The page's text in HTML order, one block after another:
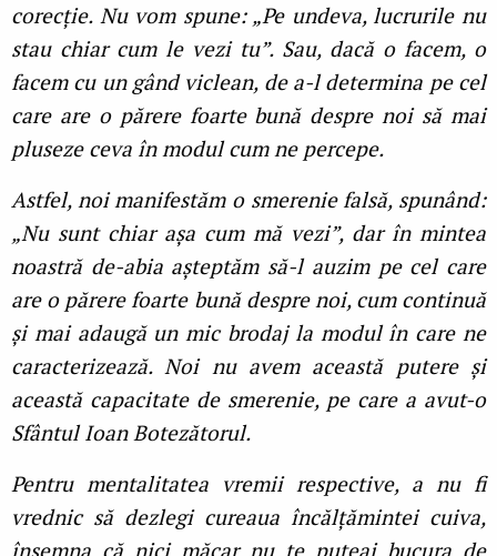
corecţie. Nu vom spune: „Pe undeva, lucrurile nu
stau chiar cum le vezi tu”. Sau, dacă o facem, o
facem cu un gând viclean, de a-l determina pe cel
care are o părere foarte bună despre noi să mai
pluseze ceva în modul cum ne percepe.
Astfel, noi manifestăm o smerenie falsă, spunând:
„Nu sunt chiar așa cum mă vezi”, dar în mintea
noastră de-abia așteptăm să-l auzim pe cel care
are o părere foarte bună despre noi, cum continuă
și mai adaugă un mic brodaj la modul în care ne
caracterizează. Noi nu avem această putere și
această capacitate de smerenie, pe care a avut-o
Sfântul Ioan Botezătorul.
Pentru mentalitatea vremii respective, a nu fi
vrednic să dezlegi cureaua încălţămintei cuiva,
însemna că nici măcar nu te puteai bucura de